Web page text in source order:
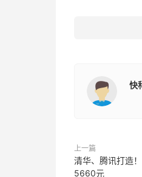
快
上一篇
清华、腾讯打造
5660元